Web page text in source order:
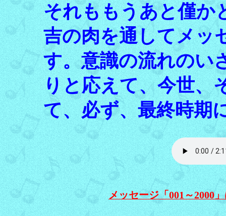
それももうあと僅か
吉の肉を通してメッ
す。意識の流れのい
りと応えて、今世、
て、必ず、最終時期
メッセージ「001～2000